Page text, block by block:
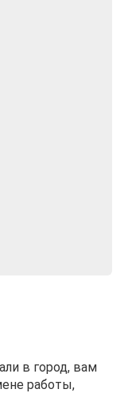
в город, вам
работы,